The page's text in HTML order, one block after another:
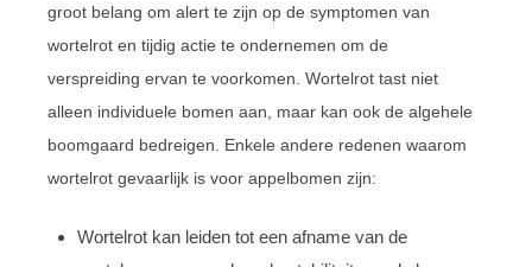
groot belang om alert te zijn op de symptomen van
wortelrot en tijdig actie te ondernemen om de
verspreiding ervan te voorkomen. Wortelrot tast niet
alleen individuele bomen aan, maar kan ook de algehele
boomgaard bedreigen. Enkele andere redenen waarom
wortelrot gevaarlijk is voor appelbomen zijn:
Wortelrot kan leiden tot een afname van de